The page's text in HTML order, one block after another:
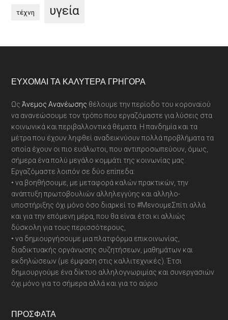
τέχνη υγεία
Footer
ΕΎΧΟΜΑΙ ΤΑ ΚΑΛΎΤΕΡΑ ΓΡΉΓΟΡΑ
ΩςΆνεμος Ανανέωσης θέλουμε την περίοδο του κοροναϊού
να ανανεώσουμε τον τρόπο που εργαζόμαστε για λύσεις στα
κοινωνικά και περιβαλλοντικά θέματα. Η πανδημία και τα
μέτρα που έχουν ληφθεί αναδεικνύουν πολλά προβλήματα τα
οποία έχουν οι πιο ευάλωτοι, που αντιπροσωπεύουν, όμως,
σήμερα ένα πολύ μεγάλο κομμάτι της κοινωνίας μας.
Εργαζόμαστε λοιπόν σε δύο επίπεδα:
• να βοηθήσουμε, με μεταφορά καλών πρακτικών, την
ανάπτυξη πρωτοβουλιών αλληλεγγύης και αλληλο-
υποστήριξης όχι μόνο όσο διαρκεί το #ΜενουμεΣπίτι αλλά
και για την επόμενη μέρα, που θα είναι έτσι κι αλλιώς
δύσκολη για τους περισσότερους,
• να δημιουργήσουμε μια πλατφόρμα επικοινωνίας,
διαδικτυακής οργάνωσης συζητήσεων, μαθημάτων και
εκδηλώσεων (με έμφαση στις καλλιτεχνικές). Έτσι
δημιουργούμε ένα δίκτυο αλληλογνωριμίας και συνεργασιών
όχι μόνο για το σήμερα αλλά και για το αύριο
ΠΡΌΣΦΑΤΑ